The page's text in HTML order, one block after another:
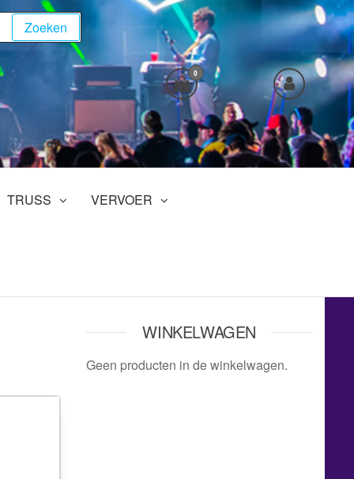
Zoeken
0
TRUSS VERVOER
WINKELWAGEN
Geen producten in de winkelwagen.